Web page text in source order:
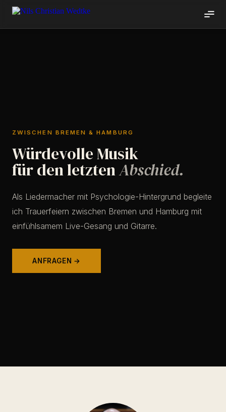
ZWISCHEN BREMEN & HAMBURG
Würdevolle Musik
für den letztenAbschied.
Als Liedermacher mit Psychologie-Hintergrund begleite
ich Trauerfeiern zwischen Bremen und Hamburg mit
einfühlsamem Live-Gesang und Gitarre.
ANFRAGEN →